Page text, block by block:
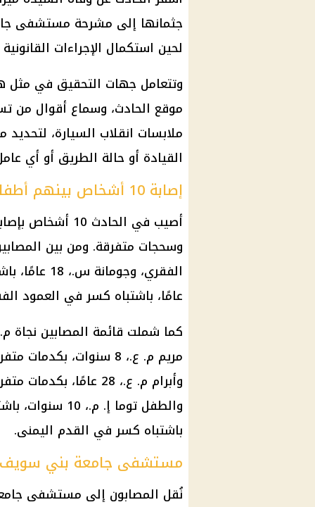
جثمانها إلى مشرحة مستشفى
لحين استكمال الإجراءات
وتتعامل جهات التحقيق في مثل
موقع الحادث، وسماع أقوال من
ملابسات انقلاب السيارة،
القيادة أو حالة الطريق أو أي
إصابة 10 أشخاص بينهم أطفال
أصيب في الحادث
عامًا، باشتباه كسر في العمود
باشتباه كسر في القدم اليمنى.
مستشفى جامعة بني سويف
نُقل المصابون إلى مستشفى